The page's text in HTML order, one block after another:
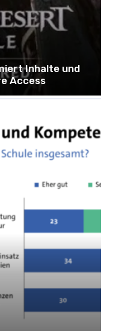
Inhalte und
Access